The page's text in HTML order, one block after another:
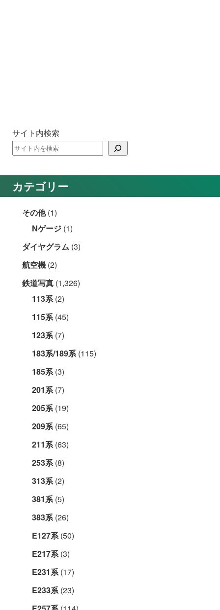
サイト内検索
カテゴリー
その他(1)
Nゲージ (1)
ダイヤグラム (3)
航空機 (2)
鉄道写真 (1,326)
113系(2)
115系(45)
123系(7)
183系/189系(115)
185系(3)
201系(7)
205系(19)
209系(65)
211系(63)
253系(8)
313系(2)
381系(5)
383系(26)
E127系(50)
E217系(3)
E231系(17)
E233系(23)